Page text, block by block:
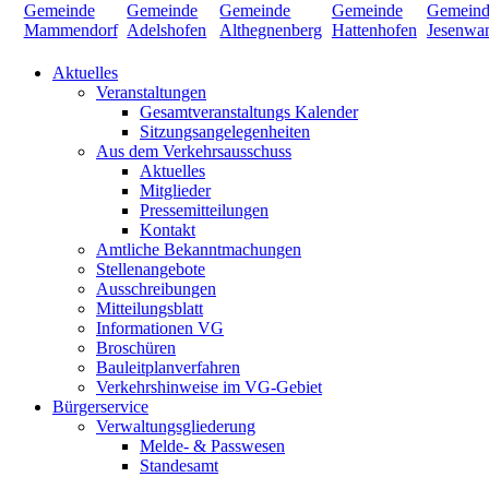
Aktuelles
Veranstaltungen
Gesamtveranstaltungs Kalender
Sitzungsangelegenheiten
Aus dem Verkehrsausschuss
Aktuelles
Mitglieder
Pressemitteilungen
Kontakt
Amtliche Bekanntmachungen
Stellenangebote
Ausschreibungen
Mitteilungsblatt
Informationen VG
Broschüren
Bauleitplanverfahren
Verkehrshinweise im VG-Gebiet
Bürgerservice
Verwaltungsgliederung
Melde- & Passwesen
Standesamt